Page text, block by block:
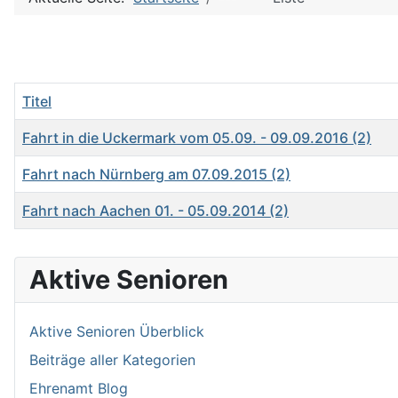
Aktive Senioren
Aktive Senioren Überblick
Beiträge aller Kategorien
Ehrenamt Blog
Titel
Fahrt in die Uckermark vom 05.09. - 09.09.2016 (2)
Fahrt nach Nürnberg am 07.09.2015 (2)
Fahrt nach Aachen 01. - 05.09.2014 (2)